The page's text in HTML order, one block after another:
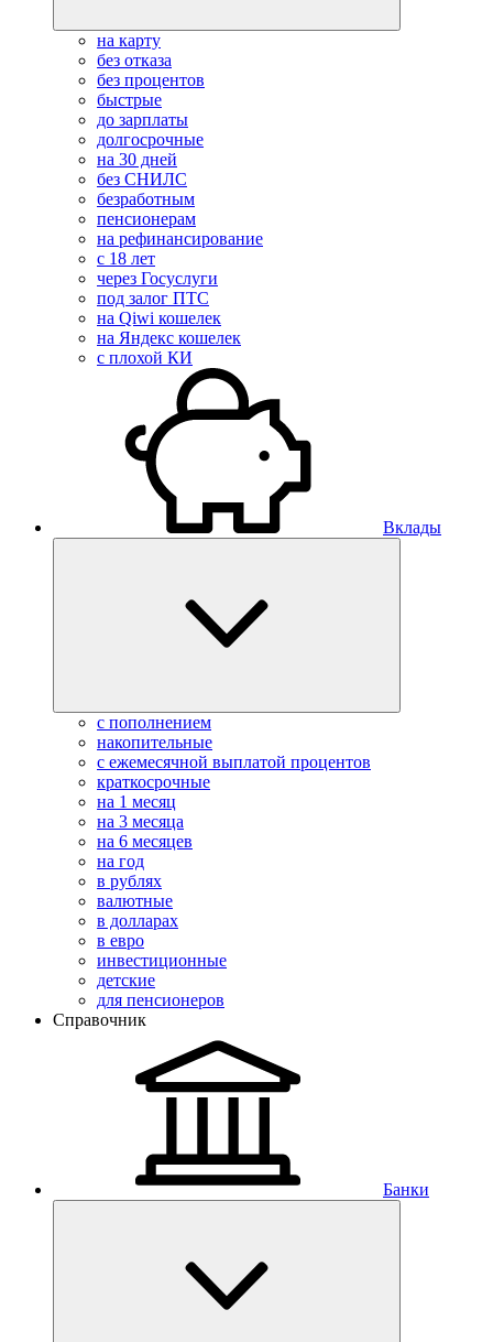
на карту
без отказа
без процентов
быстрые
до зарплаты
долгосрочные
на 30 дней
без СНИЛС
безработным
пенсионерам
на рефинансирование
с 18 лет
через Госуслуги
под залог ПТС
на Qiwi кошелек
на Яндекс кошелек
с плохой КИ
Вклады
с пополнением
накопительные
с ежемесячной выплатой процентов
краткосрочные
на 1 месяц
на 3 месяца
на 6 месяцев
на год
в рублях
валютные
в долларах
в евро
инвестиционные
детские
для пенсионеров
Справочник
Банки